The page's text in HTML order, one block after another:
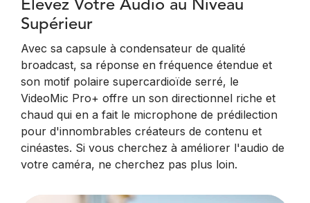
Élevez Votre Audio au Niveau
Supérieur
Avec sa capsule à condensateur de qualité
broadcast, sa réponse en fréquence étendue et
son motif polaire supercardioïde serré, le
VideoMic Pro+ offre un son directionnel riche et
chaud qui en a fait le microphone de prédilection
pour d'innombrables créateurs de contenu et
cinéastes. Si vous cherchez à améliorer l'audio de
votre caméra, ne cherchez pas plus loin.